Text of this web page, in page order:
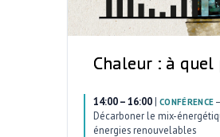
Chaleur : à quel
14:00 – 16:00 | CONFÉRENCE –
Décarboner le mix-
énergies renouvelables